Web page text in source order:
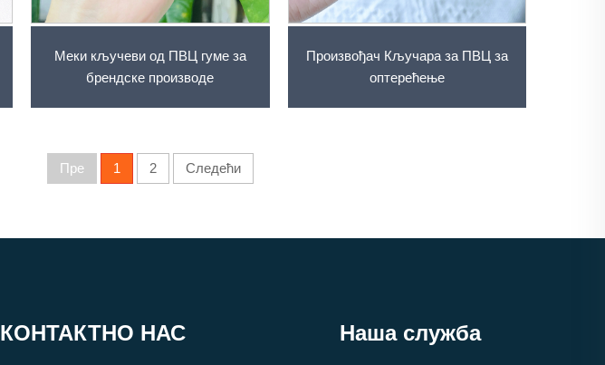
Меки кључеви од ПВЦ гуме за
брендске производе
Произвођач Кључара за ПВЦ за
оптерећење
Пре 1 2 Следећи
КОНТАКТНО НАС Наша служба